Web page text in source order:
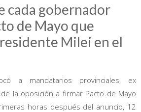
cada gobernador
de Mayo que
Milei en el
a mandatarios provinciales, ex
la oposición a firmar Pacto de Mayo
horas después del anuncio, 12